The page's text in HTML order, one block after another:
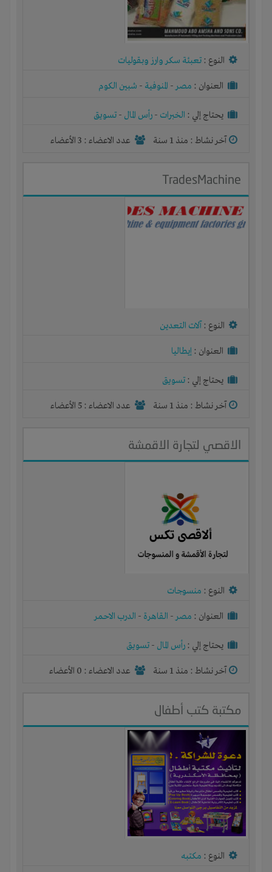
النوع : تعبئة سكر وارز وبقوليات
العنوان : مصر- المنوفية - شبين الكوم
يحتاج إلي : الخبرات - رأس المال - تسويق
آخر نشاط : منذ 1 سنة عدد الاعضاء : 3 الأعضاء
TradesMachine
النوع : آلات التعدين
العنوان : إيطاليا
يحتاج إلي : تسويق
آخر نشاط : منذ 1 سنة عدد الاعضاء : 5 الأعضاء
الاقصي لتجارة الاقمشة
النوع : منسوجات
العنوان : مصر- القاهرة - الدرب الاحمر
يحتاج إلي : رأس المال - تسويق
آخر نشاط : منذ 1 سنة عدد الاعضاء : 0 الأعضاء
مكتبة كتب أطفال
النوع : مكتبه